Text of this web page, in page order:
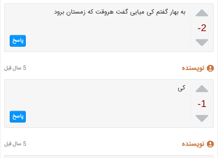

-2

به بهار گفتم کی میایی گفت هروقت که زمستان برود
پاسخ
نویسنده 5 سال قبل

-1

کی
پاسخ
نویسنده 5 سال قبل